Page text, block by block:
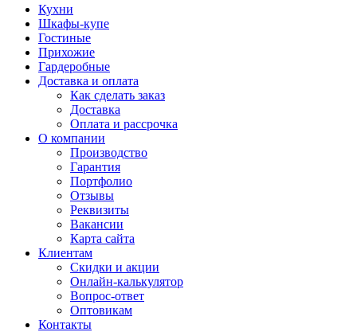
Кухни
Шкафы-купе
Гостиные
Прихожие
Гардеробные
Доставка и оплата
Как сделать заказ
Доставка
Оплата и рассрочка
О компании
Производство
Гарантия
Портфолио
Отзывы
Реквизиты
Вакансии
Карта сайта
Клиентам
Скидки и акции
Онлайн-калькулятор
Вопрос-ответ
Оптовикам
Контакты